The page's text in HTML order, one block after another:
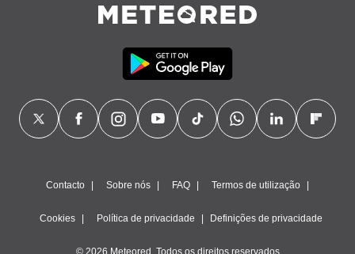
Contacto Sobre nós FAQ Termos de utilização
Cookies Política de privacidade Definições de privacidade
© 2026 Meteored. Todos os direitos reservados